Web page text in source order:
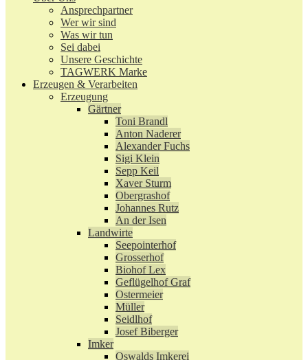
Ansprechpartner
Wer wir sind
Was wir tun
Sei dabei
Unsere Geschichte
TAGWERK Marke
Erzeugen & Verarbeiten
Erzeugung
Gärtner
Toni Brandl
Anton Naderer
Alexander Fuchs
Sigi Klein
Sepp Keil
Xaver Sturm
Obergrashof
Johannes Rutz
An der Isen
Landwirte
Seepointerhof
Grosserhof
Biohof Lex
Geflügelhof Graf
Ostermeier
Müller
Seidlhof
Josef Biberger
Imker
Oswalds Imkerei